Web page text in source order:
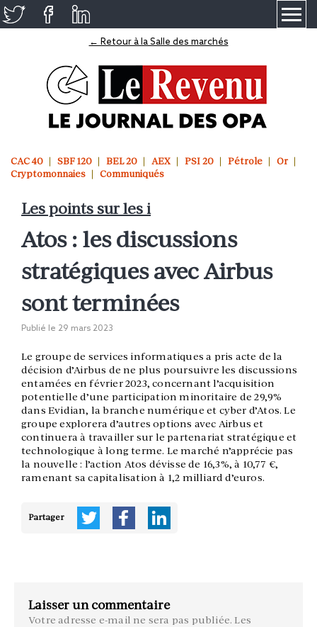
← Retour à la Salle des marchés
CAC 40 SBF 120 BEL 20 AEX PSI 20 Pétrole
Or
Cryptomonnaies
Communiqués
Les points sur les i
Atos : les discussions
stratégiques avec Airbus
sont terminées
Publié le 29 mars 2023
Le groupe de services informatiques a pris acte de la
décision d’Airbus de ne plus poursuivre les discussions
entamées en février 2023, concernant l’acquisition
potentielle d’une participation minoritaire de 29,9%
dans Evidian, la branche numérique et cyber d’Atos. Le
groupe explorera d’autres options avec Airbus et
continuera à travailler sur le partenariat stratégique et
technologique à long terme. Le marché n’apprécie pas
la nouvelle : l’action Atos dévisse de 16,3%, à 10,77 €,
ramenant sa capitalisation à 1,2 milliard d’euros.
Partager
Laisser un commentaire
Votre adresse e-mail ne sera pas publiée. Les